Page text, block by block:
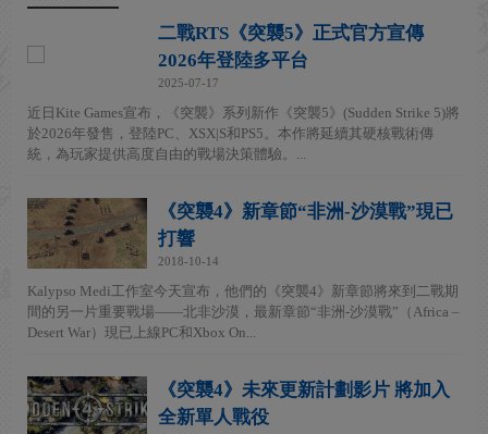
二戰RTS《突襲5》正式官方宣傳
2026年登陸多平台
2025-07-17
近日Kite Games宣布，《突襲》系列新作《突襲5》(Sudden Strike 5)將
於2026年發售，登陸PC、XSX|S和PS5。本作將延續其硬核戰術傳
統，為玩家提供高度自由的戰場決策體驗。...
《突襲4》新章節“非洲-沙漠戰”現已
打響
2018-10-14
Kalypso Medi工作室今天宣布，他們的《突襲4》新章節將來到二戰期
間的另一片重要戰場——北非沙漠，最新章節“非洲-沙漠戰”（Africa –
Desert War）現已上線PC和Xbox On...
《突襲4》未來更新計劃影片 將加入
全新單人戰役